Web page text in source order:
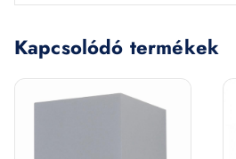
Kapcsolódó termékek